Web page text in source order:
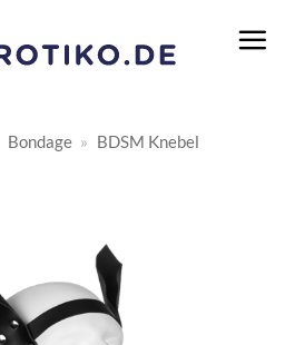
Bondage » BDSM Knebel